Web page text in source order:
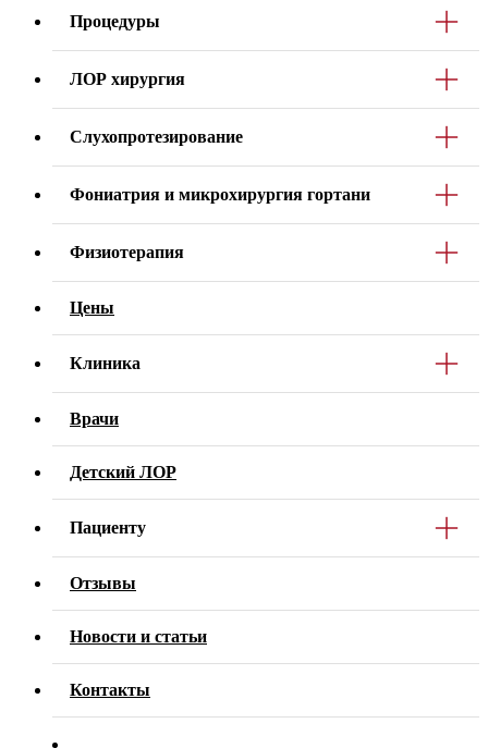
Процедуры
ЛОР хирургия
Слухопротезирование
Фониатрия и микрохирургия гортани
Физиотерапия
Цены
Клиника
Врачи
Детский ЛОР
Пациенту
Отзывы
Новости и статьи
Контакты